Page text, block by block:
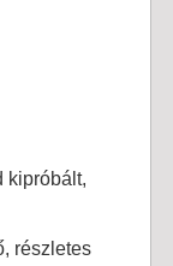
kipróbált,
részletes